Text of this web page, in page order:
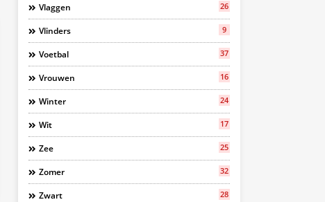
Vlaggen 26
Vlinders 9
Voetbal 37
Vrouwen 16
Winter 24
Wit 17
Zee 25
Zomer 32
Zwart 28